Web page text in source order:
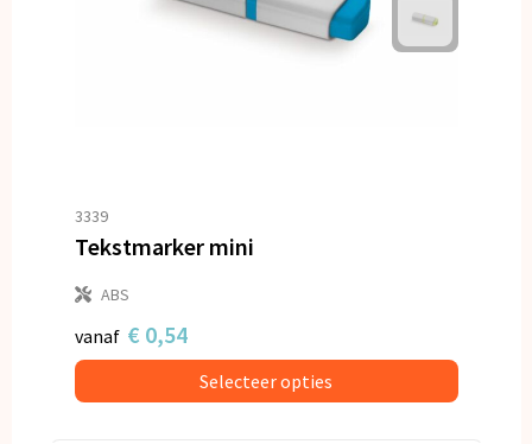
3339
Tekstmarker mini
ABS
vanaf € 0,54
Selecteer opties